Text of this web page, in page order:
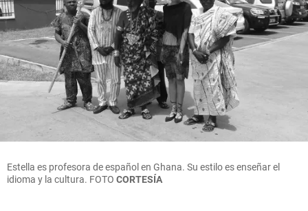
Estella es profesora de español en Ghana. Su estilo es enseñar el
idioma y la cultura. FOTO CORTESÍA